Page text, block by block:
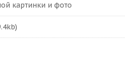
картинки и фото